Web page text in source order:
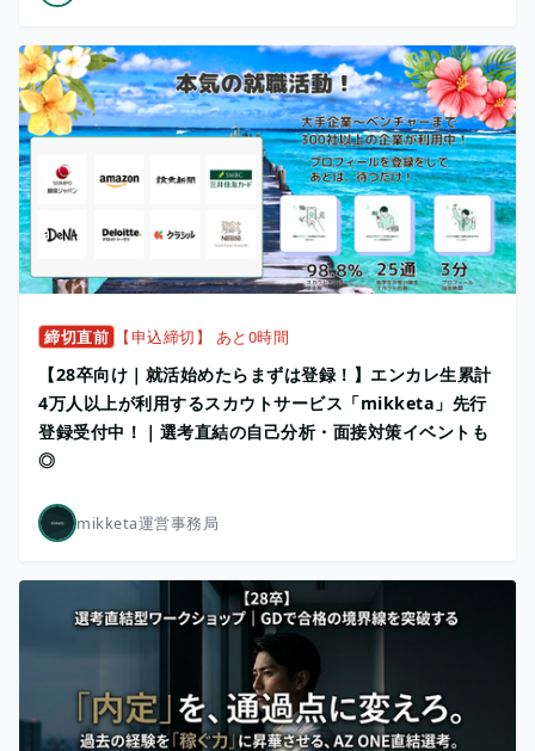
締切直前 【申込締切】 あと0時間
【28卒向け｜就活始めたらまずは登録！】エンカレ生累計
4万人以上が利用するスカウトサービス「mikketa」先行
登録受付中！｜選考直結の自己分析・面接対策イベントも
◎
mikketa運営事務局